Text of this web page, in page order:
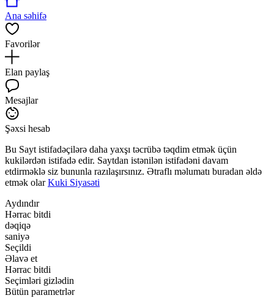
Ana səhifə
Favorilər
Elan paylaş
Mesajlar
Şəxsi hesab
Bu Sayt istifadəçilərə daha yaxşı təcrübə təqdim etmək üçün
kukilərdən istifadə edir. Saytdan istənilən istifadəni davam
etdirməklə siz bununla razılaşırsınız. Ətraflı məlumatı buradan əldə
etmək olarKuki Siyasəti
Aydındır
Hərrac bitdi
dəqiqə
saniyə
Seçildi
Əlavə et
Hərrac bitdi
Seçimləri gizlədin
Bütün parametrlər